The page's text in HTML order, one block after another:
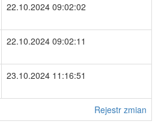
22.10.2024 09:02:02
22.10.2024 09:02:11
23.10.2024 11:16:51
Rejestr zmian